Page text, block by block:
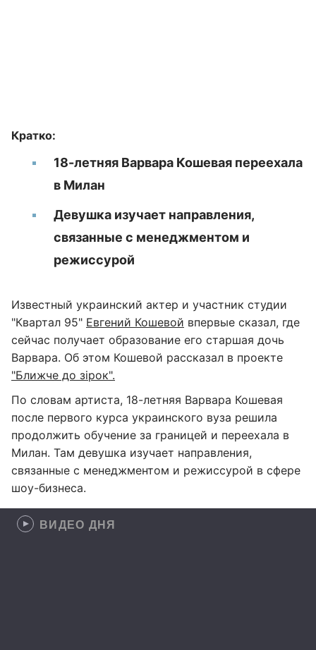
Кратко:
18-летняя Варвара Кошевая переехала
в Милан
Девушка изучает направления,
связанные с менеджментом и
режиссурой
Известный украинский актер и участник студии
"Квартал 95" Евгений Кошевой впервые сказал, где
сейчас получает образование его старшая дочь
Варвара. Об этом Кошевой рассказал в проекте
"Ближче до зірок".
По словам артиста, 18-летняя Варвара Кошевая
после первого курса украинского вуза решила
продолжить обучение за границей и переехала в
Милан. Там девушка изучает направления,
связанные с менеджментом и режиссурой в сфере
шоу-бизнеса.
ВИДЕО ДНЯ